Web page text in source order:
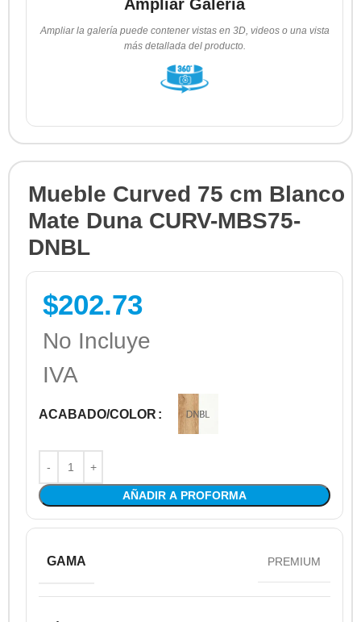
Ampliar Galería
Ampliar la galería puede contener vistas en 3D, videos o una vista
más detallada del producto.
Mueble Curved 75 cm Blanco
Mate Duna CURV-MBS75-
DNBL
$202.73
No Incluye
IVA
ACABADO/COLOR
AÑADIR A PROFORMA
GAMA PREMIUM